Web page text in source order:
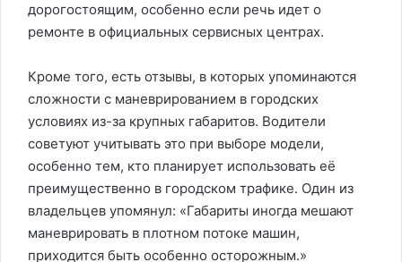
дорогостоящим, особенно если речь идет о
ремонте в официальных сервисных центрах.
Кроме того, есть отзывы, в которых упоминаются
сложности с маневрированием в городских
условиях из-за крупных габаритов. Водители
советуют учитывать это при выборе модели,
особенно тем, кто планирует использовать её
преимущественно в городском трафике. Один из
владельцев упомянул: «Габариты иногда мешают
маневрировать в плотном потоке машин,
приходится быть особенно осторожным.»